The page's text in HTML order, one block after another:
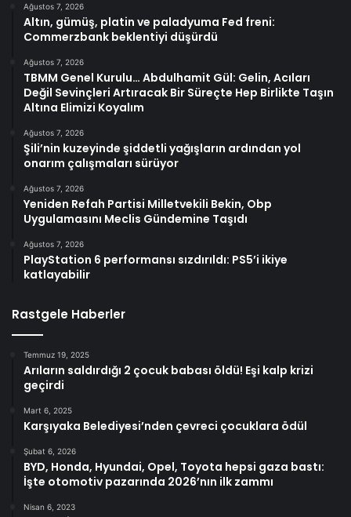
Ağustos 7, 2026
Altın, gümüş, platin ve paladyuma Fed freni:
Commerzbank beklentiyi düşürdü
Ağustos 7, 2026
TBMM Genel Kurulu… Abdulhamit Gül: Gelin, Acıları
Değil Sevinçleri Artıracak Bir Süreçte Hep Birlikte Taşın
Altına Elimizi Koyalım
Ağustos 7, 2026
Şili’nin kuzeyinde şiddetli yağışların ardından yol
onarım çalışmaları sürüyor
Ağustos 7, 2026
Yeniden Refah Partisi Milletvekili Bekin, Obp
Uygulamasını Meclis Gündemine Taşıdı
Ağustos 7, 2026
PlayStation 6 performansı sızdırıldı: PS5’i ikiye
katlayabilir
Rastgele Haberler
Temmuz 19, 2025
Arıların saldırdığı 2 çocuk babası öldü! Eşi kalp krizi
geçirdi
Mart 6, 2025
Karşıyaka Belediyesi’nden çevreci çocuklara ödül
Şubat 6, 2026
BYD, Honda, Hyundai, Opel, Toyota hepsi gaza bastı:
İşte otomotiv pazarında 2026’nın ilk zammı
Nisan 6, 2023